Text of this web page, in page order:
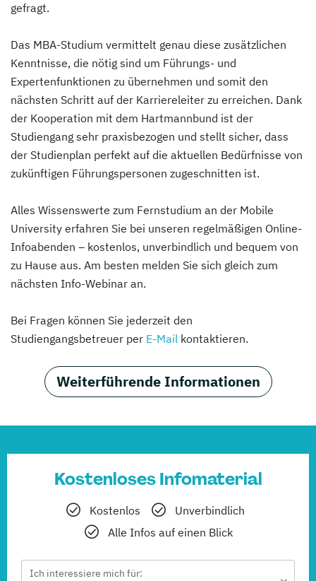
gefragt.
Das MBA-Studium vermittelt genau diese zusätzlichen
Kenntnisse, die nötig sind um Führungs- und
Expertenfunktionen zu übernehmen und somit den
nächsten Schritt auf der Karriereleiter zu erreichen. Dank
der Kooperation mit dem Hartmannbund ist der
Studiengang sehr praxisbezogen und stellt sicher, dass
der Studienplan perfekt auf die aktuellen Bedürfnisse von
zukünftigen Führungspersonen zugeschnitten ist.
Alles Wissenswerte zum Fernstudium an der Mobile
University erfahren Sie bei unseren regelmäßigen Online-
Infoabenden – kostenlos, unverbindlich und bequem von
zu Hause aus. Am besten melden Sie sich gleich zum
nächsten Info-Webinar an.
Bei Fragen können Sie jederzeit den
Studiengangsbetreuer per E-Mail kontaktieren.
Weiterführende Informationen
Kostenloses Infomaterial
Kostenlos
Unverbindlich
Alle Infos auf einen Blick
Ich interessiere mich für: